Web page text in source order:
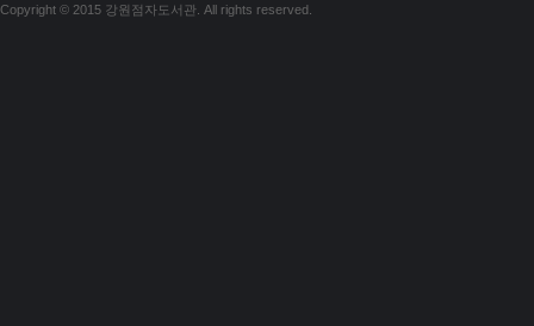
Copyright © 2015 강원점자도서관. All rights reserved.